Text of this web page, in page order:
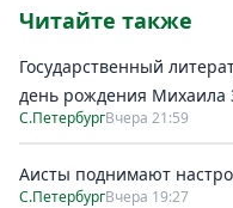
Читайте также
Государственный
день рождения Михаила
С.ПетербургВчера 21:59
Аисты поднимают
С.ПетербургВчера 19:27